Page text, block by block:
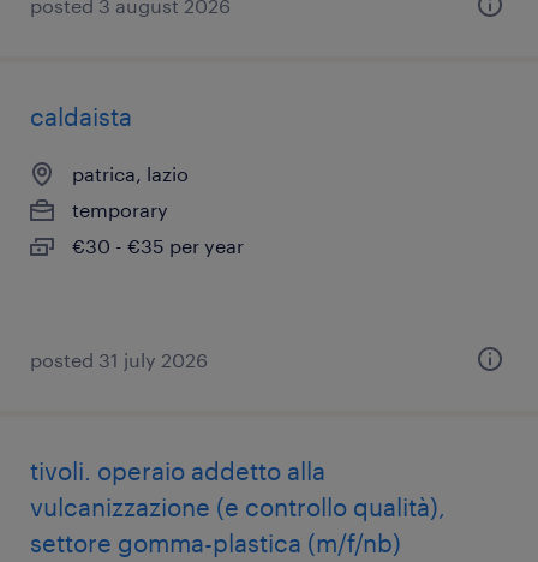
posted 3 august 2026
caldaista
patrica, lazio
temporary
€30 - €35 per year
posted 31 july 2026
tivoli. operaio addetto alla
vulcanizzazione (e controllo qualità),
settore gomma-plastica (m/f/nb)